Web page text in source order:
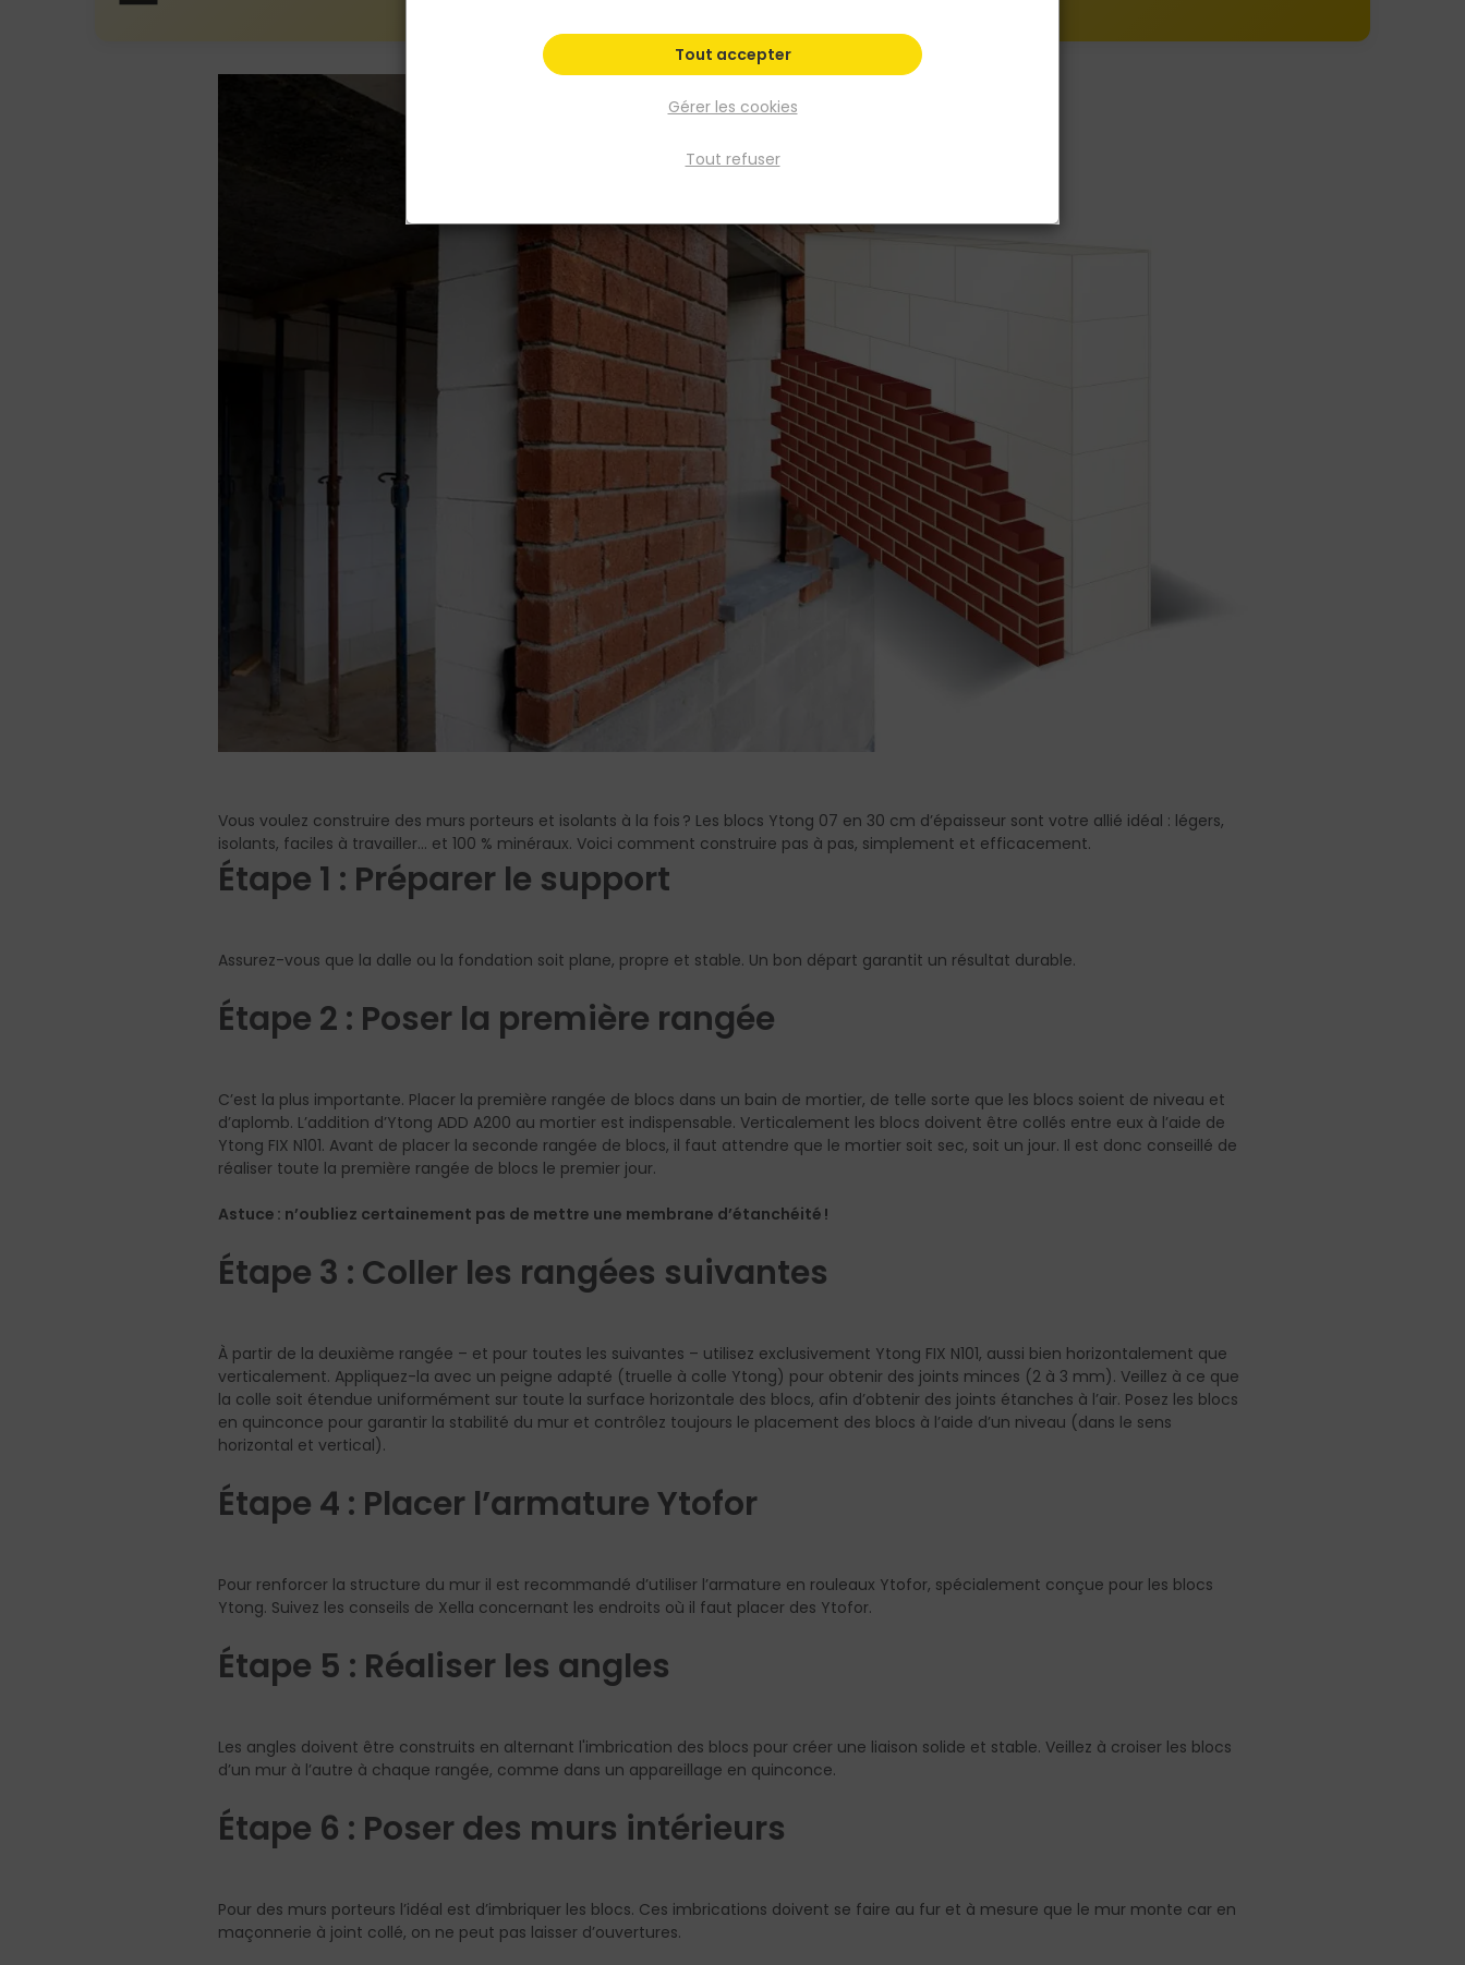
Vous voulez construire des murs porteurs et isolants à la fois ? Les blocs Ytong 07 en 30 cm d’épaisseur sont votre allié idéal : légers,
isolants, faciles à travailler... et 100 % minéraux. Voici comment construire pas à pas, simplement et efficacement.
Étape 1 : Préparer le support
Assurez-vous que la dalle ou la fondation soit plane, propre et stable. Un bon départ garantit un résultat durable.
Étape 2 : Poser la première rangée
C’est la plus importante. Placer la première rangée de blocs dans un bain de mortier, de telle sorte que les blocs soient de niveau et
d’aplomb. L’addition d’Ytong ADD A200 au mortier est indispensable. Verticalement les blocs doivent être collés entre eux à l’aide de
Ytong FIX N101. Avant de placer la seconde rangée de blocs, il faut attendre que le mortier soit sec, soit un jour. Il est donc conseillé de
réaliser toute la première rangée de blocs le premier jour.
Astuce : n’oubliez certainement pas de mettre une membrane d’étanchéité !
Étape 3 : Coller les rangées suivantes
À partir de la deuxième rangée – et pour toutes les suivantes – utilisez exclusivement Ytong FIX N101, aussi bien horizontalement que
verticalement. Appliquez-la avec un peigne adapté (truelle à colle Ytong) pour obtenir des joints minces (2 à 3 mm). Veillez à ce que
la colle soit étendue uniformément sur toute la surface horizontale des blocs, afin d’obtenir des joints étanches à l’air. Posez les blocs
en quinconce pour garantir la stabilité du mur et contrôlez toujours le placement des blocs à l’aide d’un niveau (dans le sens
horizontal et vertical).
Étape 4 : Placer l’armature Ytofor
Pour renforcer la structure du mur il est recommandé d’utiliser l’armature en rouleaux Ytofor, spécialement conçue pour les blocs
Ytong. Suivez les conseils de Xella concernant les endroits où il faut placer des Ytofor.
Étape 5 : Réaliser les angles
Les angles doivent être construits en alternant l'imbrication des blocs pour créer une liaison solide et stable. Veillez à croiser les blocs
d’un mur à l’autre à chaque rangée, comme dans un appareillage en quinconce.
Étape 6 : Poser des murs intérieurs
Pour des murs porteurs l’idéal est d’imbriquer les blocs. Ces imbrications doivent se faire au fur et à mesure que le mur monte car en
maçonnerie à joint collé, on ne peut pas laisser d’ouvertures.
Gérer les cookies
Tout refuser
Tout accepter